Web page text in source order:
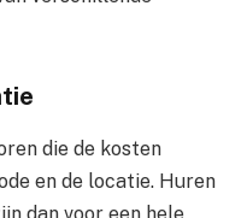
die de kosten
en de locatie. Huren